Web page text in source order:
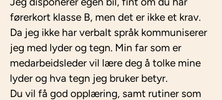
førerkort klasse B, men det er ikke et krav.
Da jeg ikke har verbalt språk kommuniserer
jeg med lyder og tegn. Min far som er
medarbeidsleder vil lære deg å tolke mine
lyder og hva tegn jeg bruker betyr.
Du vil få god opplæring, samt rutiner som